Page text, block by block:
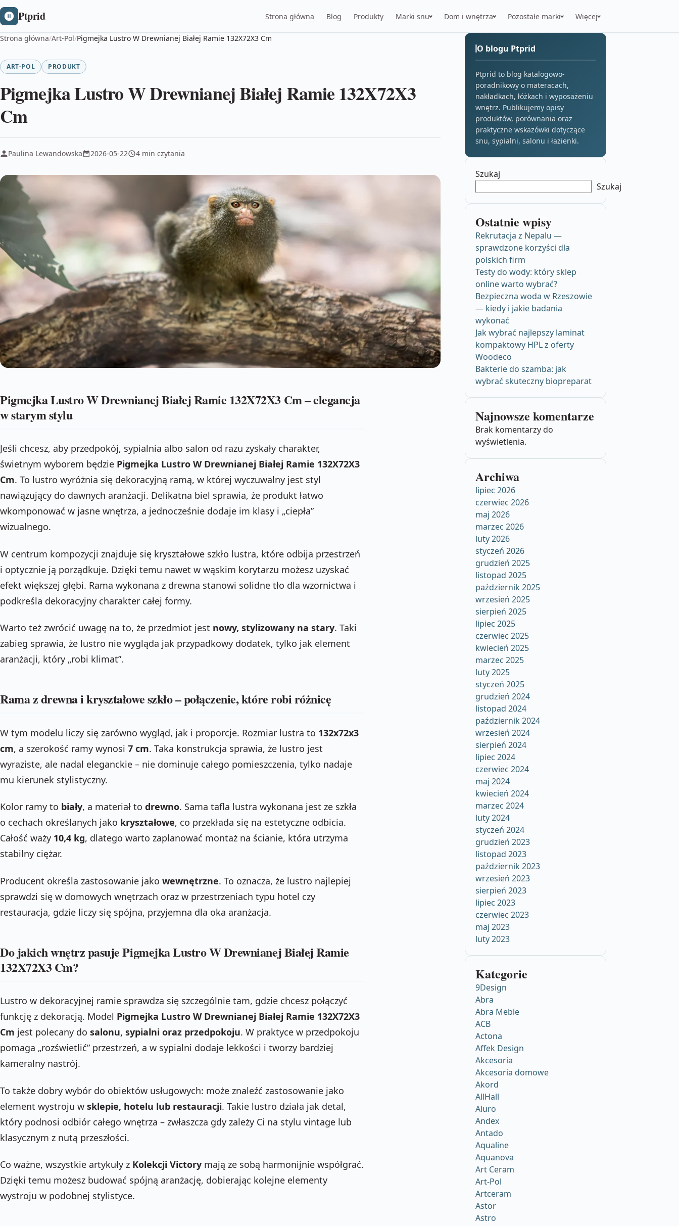
Ptprid Strona główna Blog Produkty Marki snu Dom i wnętrza Pozostałe marki Więcej
Strona główna/Art-Pol/Pigmejka Lustro W Drewnianej Białej Ramie 132X72X3 Cm
ART-POL PRODUKT
Pigmejka Lustro W Drewnianej Białej Ramie 132X72X3
Cm
Paulina Lewandowska 2026-05-22 4 min czytania
Pigmejka Lustro W Drewnianej Białej Ramie 132X72X3 Cm – elegancja
w starym stylu
Jeśli chcesz, aby przedpokój, sypialnia albo salon od razu zyskały charakter,
świetnym wyborem będzie Pigmejka Lustro W Drewnianej Białej Ramie 132X72X3
Cm. To lustro wyróżnia się dekoracyjną ramą, w której wyczuwalny jest styl
nawiązujący do dawnych aranżacji. Delikatna biel sprawia, że produkt łatwo
wkomponować w jasne wnętrza, a jednocześnie dodaje im klasy i „ciepła”
wizualnego.
W centrum kompozycji znajduje się kryształowe szkło lustra, które odbija przestrzeń
i optycznie ją porządkuje. Dzięki temu nawet w wąskim korytarzu możesz uzyskać
efekt większej głębi. Rama wykonana z drewna stanowi solidne tło dla wzornictwa i
podkreśla dekoracyjny charakter całej formy.
Warto też zwrócić uwagę na to, że przedmiot jest nowy, stylizowany na stary. Taki
zabieg sprawia, że lustro nie wygląda jak przypadkowy dodatek, tylko jak element
aranżacji, który „robi klimat”.
Rama z drewna i kryształowe szkło – połączenie, które robi różnicę
W tym modelu liczy się zarówno wygląd, jak i proporcje. Rozmiar lustra to 132x72x3
cm, a szerokość ramy wynosi 7 cm. Taka konstrukcja sprawia, że lustro jest
wyraziste, ale nadal eleganckie – nie dominuje całego pomieszczenia, tylko nadaje
mu kierunek stylistyczny.
Kolor ramy to biały, a materiał to drewno. Sama tafla lustra wykonana jest ze szkła
o cechach określanych jako kryształowe, co przekłada się na estetyczne odbicia.
Całość waży 10,4 kg, dlatego warto zaplanować montaż na ścianie, która utrzyma
stabilny ciężar.
Producent określa zastosowanie jako wewnętrzne. To oznacza, że lustro najlepiej
sprawdzi się w domowych wnętrzach oraz w przestrzeniach typu hotel czy
restauracja, gdzie liczy się spójna, przyjemna dla oka aranżacja.
Do jakich wnętrz pasuje Pigmejka Lustro W Drewnianej Białej Ramie
132X72X3 Cm?
Lustro w dekoracyjnej ramie sprawdza się szczególnie tam, gdzie chcesz połączyć
funkcję z dekoracją. Model Pigmejka Lustro W Drewnianej Białej Ramie 132X72X3
Cm jest polecany do salonu, sypialni oraz przedpokoju. W praktyce w przedpokoju
pomaga „rozświetlić” przestrzeń, a w sypialni dodaje lekkości i tworzy bardziej
kameralny nastrój.
To także dobry wybór do obiektów usługowych: może znaleźć zastosowanie jako
element wystroju w sklepie, hotelu lub restauracji. Takie lustro działa jak detal,
który podnosi odbiór całego wnętrza – zwłaszcza gdy zależy Ci na stylu vintage lub
klasycznym z nutą przeszłości.
Co ważne, wszystkie artykuły z Kolekcji Victory mają ze sobą harmonijnie współgrać.
Dzięki temu możesz budować spójną aranżację, dobierając kolejne elementy
wystroju w podobnej stylistyce.
O blogu Ptprid
Ptprid to blog katalogowo-
poradnikowy o materacach,
nakładkach, łóżkach i wyposażeniu
wnętrz. Publikujemy opisy
produktów, porównania oraz
praktyczne wskazówki dotyczące
snu, sypialni, salonu i łazienki.
Szukaj
Szukaj
Ostatnie wpisy
Rekrutacja z Nepalu —
sprawdzone korzyści dla
polskich firm
Testy do wody: który sklep
online warto wybrać?
Bezpieczna woda w Rzeszowie
— kiedy i jakie badania
wykonać
Jak wybrać najlepszy laminat
kompaktowy HPL z oferty
Woodeco
Bakterie do szamba: jak
wybrać skuteczny biopreparat
Najnowsze komentarze
Brak komentarzy do
wyświetlenia.
Archiwa
lipiec 2026
czerwiec 2026
maj 2026
marzec 2026
luty 2026
styczeń 2026
grudzień 2025
listopad 2025
październik 2025
wrzesień 2025
sierpień 2025
lipiec 2025
czerwiec 2025
kwiecień 2025
marzec 2025
luty 2025
styczeń 2025
grudzień 2024
listopad 2024
październik 2024
wrzesień 2024
sierpień 2024
lipiec 2024
czerwiec 2024
maj 2024
kwiecień 2024
marzec 2024
luty 2024
styczeń 2024
grudzień 2023
listopad 2023
październik 2023
wrzesień 2023
sierpień 2023
lipiec 2023
czerwiec 2023
maj 2023
luty 2023
Kategorie
9Design
Abra
Abra Meble
ACB
Actona
Affek Design
Akcesoria
Akcesoria domowe
Akord
AllHall
Aluro
Andex
Antado
Aqualine
Aquanova
Art Ceram
Art-Pol
Artceram
Astor
Astro